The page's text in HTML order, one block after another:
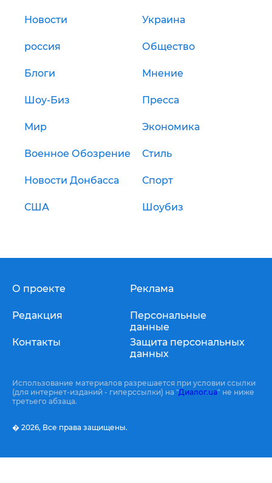
Новости Украина
россия Общество
Блоги Мнение
Шоу-Биз Пресса
Мир Экономика
Военное Обозрение Стиль
Новости Донбасса Спорт
США Шоубиз
О проекте
Редакция
Контакты
Реклама
Персональные
данные
Защита персональных
данных
Использование материалов разрешается при условии ссылки
(для интернет-изданий - гиперссылки) на "Диалог.ua" не ниже
третьего абзаца.
� 2026, Все права защищены.